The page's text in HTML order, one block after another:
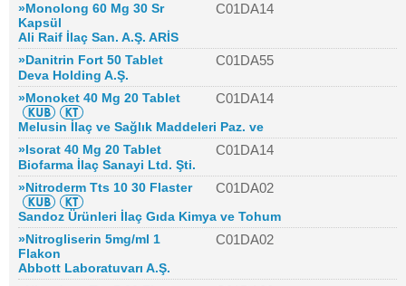
»Monolong 60 Mg 30 Sr
Kapsül
C01DA14
Ali Raif İlaç San. A.Ş. ARİS
»Danitrin Fort 50 Tablet
C01DA55
Deva Holding A.Ş.
»Monoket 40 Mg 20 Tablet
C01DA14
Melusin İlaç ve Sağlık Maddeleri Paz. ve
»Isorat 40 Mg 20 Tablet
C01DA14
Biofarma İlaç Sanayi Ltd. Şti.
»Nitroderm Tts 10 30 Flaster
C01DA02
Sandoz Ürünleri İlaç Gıda Kimya ve Tohum
»Nitrogliserin 5mg/ml 1
Flakon
C01DA02
Abbott Laboratuvarı A.Ş.